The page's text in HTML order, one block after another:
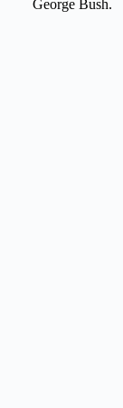
George Bush.